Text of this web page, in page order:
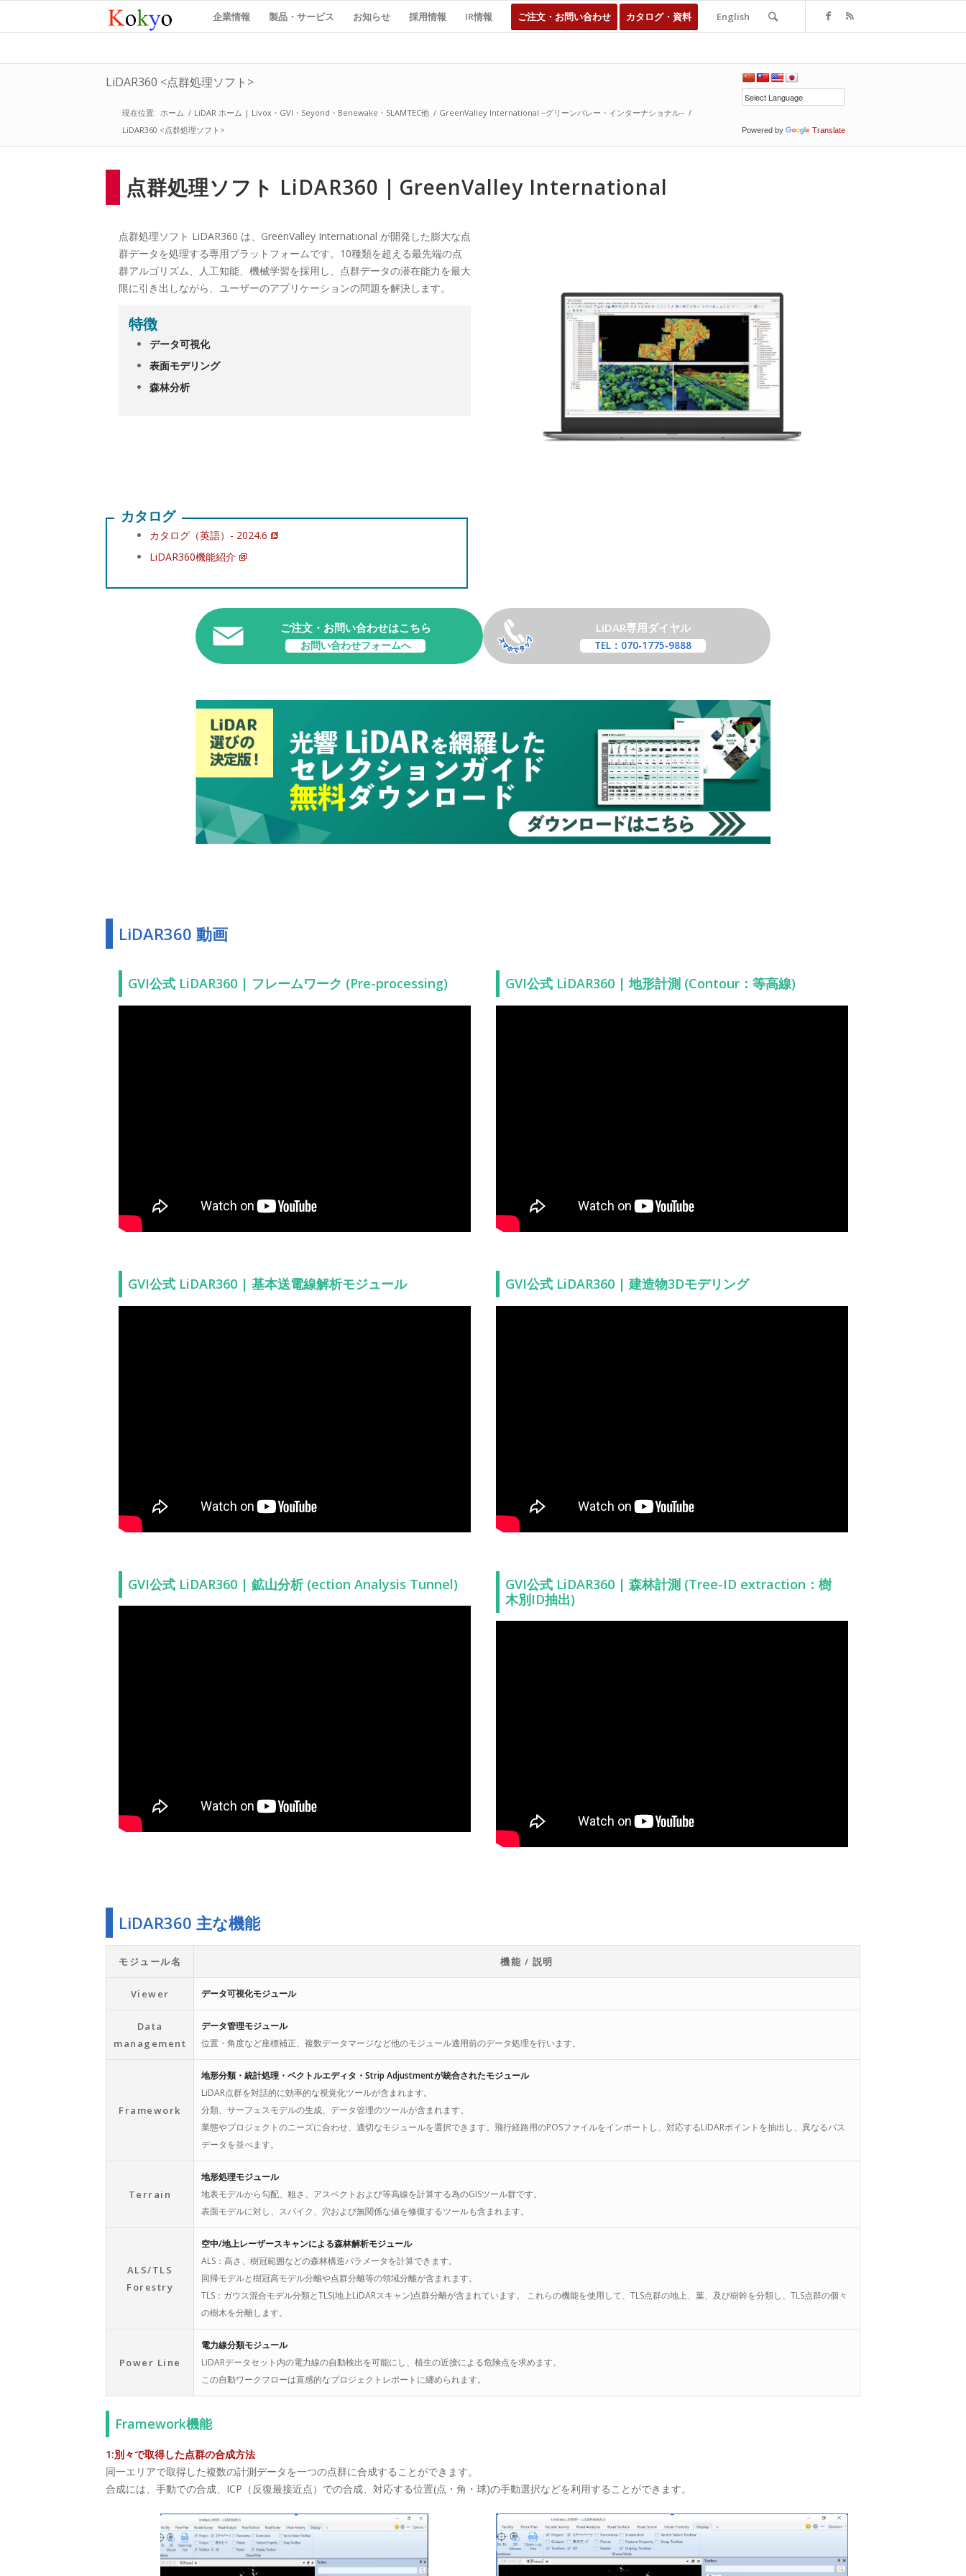
企業情報 製品・サービス お知らせ 採用情報 IR情報 ご注文・お問い合わせ カタログ・資料 English
LiDAR360 <点群処理ソフト>
Powered by Translate
現在位置: ホーム / LiDAR ホーム | Livox・GVI・Seyond・Benewake・SLAMTEC他 / GreenValley International −グリーンバレー・インターナショナル− /
LiDAR360 <点群処理ソフト>
点群処理ソフト LiDAR360｜GreenValley International
点群処理ソフト LiDAR360 は、GreenValley International が開発した膨大な点
群データを処理する専用プラットフォームです。10種類を超える最先端の点
群アルゴリズム、人工知能、機械学習を採用し、点群データの潜在能力を最大
限に引き出しながら、ユーザーのアプリケーションの問題を解決します。
特徴
データ可視化
表面モデリング
森林分析
カタログ
カタログ（英語）- 2024.6
LiDAR360機能紹介
ご注文・お問い合わせはこちら
お問い合わせフォームへ
LiDAR専用ダイヤル
TEL：070-1775-9888
LiDAR360 動画
GVI公式 LiDAR360 | フレームワーク (Pre-processing) GVI公式 LiDAR360 | 地形計測 (Contour：等高線)
GVI公式 LiDAR360 | 基本送電線解析モジュール GVI公式 LiDAR360 | 建造物3Dモデリング
GVI公式 LiDAR360 | 鉱山分析 (ection Analysis Tunnel)
GVI公式 LiDAR360 | 森林計測 (Tree-ID extraction：樹
木別ID抽出)
LiDAR360 主な機能
モジュール名 機能 / 説明
Viewer データ可視化モジュール
Data
management
データ管理モジュール
位置・角度など座標補正、複数データマージなど他のモジュール適用前のデータ処理を行います。
Framework
地形分類・統計処理・ベクトルエディタ・Strip Adjustmentが統合されたモジュール
LiDAR点群を対話的に効率的な視覚化ツールが含まれます。
分類、サーフェスモデルの生成、データ管理のツールが含まれます。
業態やプロジェクトのニーズに合わせ、適切なモジュールを選択できます。飛行経路用のPOSファイルをインポートし、対応するLiDARポイントを抽出し、異なるパス
データを並べます。
Terrain
地形処理モジュール
地表モデルから勾配、粗さ、アスペクトおよび等高線を計算する為のGISツール群です。
表面モデルに対し、スパイク、穴および無関係な値を修復するツールも含まれます。
ALS/TLS
Forestry
空中/地上レーザースキャンによる森林解析モジュール
ALS：高さ、樹冠範囲などの森林構造パラメータを計算できます。
回帰モデルと樹冠高モデル分離や点群分離等の領域分離が含まれます。
TLS：ガウス混合モデル分類とTLS(地上LiDARスキャン)点群分離が含まれています。 これらの機能を使用して、TLS点群の地上、葉、及び樹幹を分類し、TLS点群の個々
の樹木を分離します。
Power Line
電力線分類モジュール
LiDARデータセット内の電力線の自動検出を可能にし、植生の近接による危険点を求めます。
この自動ワークフローは直感的なプロジェクトレポートに纏められます。
Framework機能
1:別々で取得した点群の合成方法
同一エリアで取得した複数の計測データを一つの点群に合成することができます。
合成には、手動での合成、ICP（反復最接近点）での合成、対応する位置(点・角・球)の手動選択などを利用することができます。